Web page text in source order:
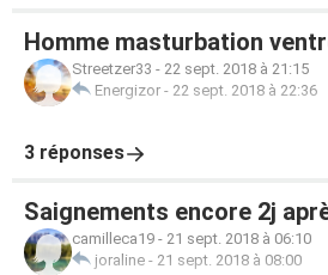
Homme masturbation
Streetzer33 - 22 sept. 2018 à 21:15
Energizor - 22 sept. 2018 à 22:36
3 réponses
Saignements encore 2j
camilleca19 - 21 sept. 2018 à 06:10
joraline - 21 sept. 2018 à 08:00